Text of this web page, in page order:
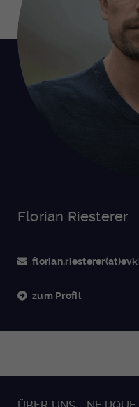
Florian Riesterer
zum Profil